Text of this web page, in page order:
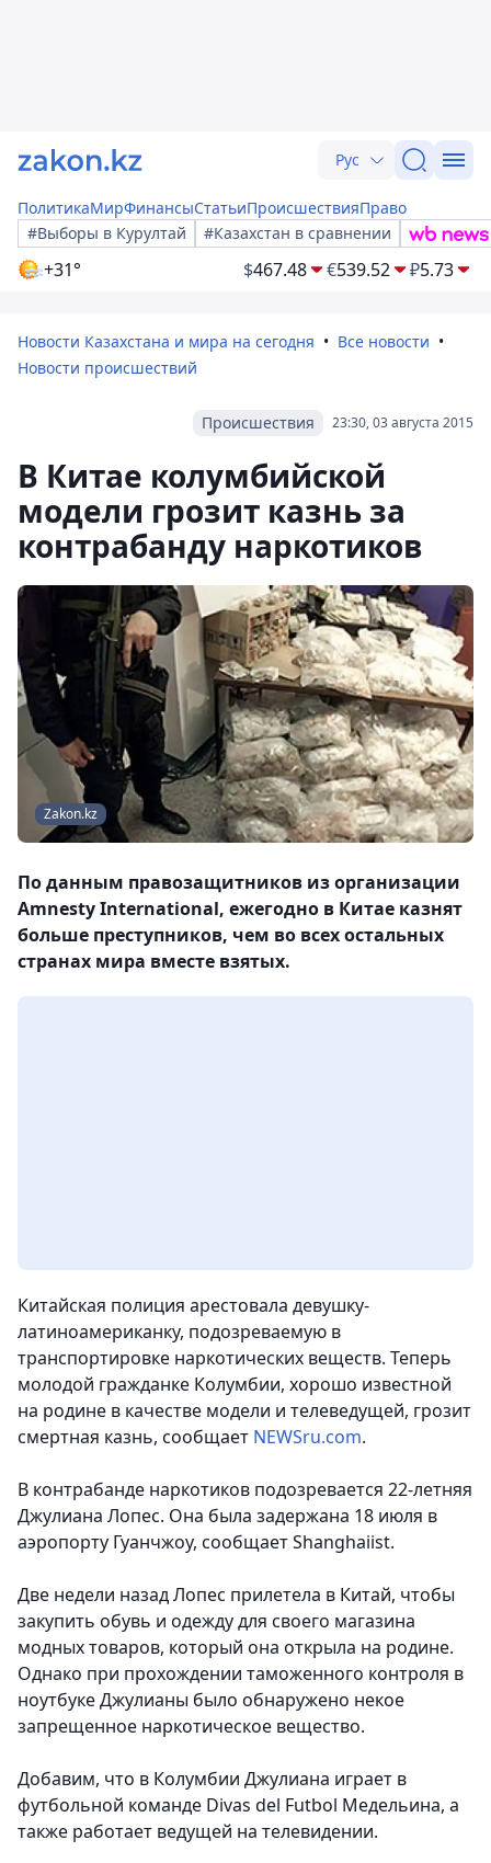
Рус
ПолитикаМирФинансыСтатьиПроисшествияПраво
#Выборы в Курултай
#Казахстан в сравнении
+31° $467.48 €539.52 ₽5.73
Новости Казахстана и мира на сегодня
Все новости
Новости происшествий
23:30, 03 августа 2015
Происшествия
В Китае колумбийской
модели грозит казнь за
контрабанду наркотиков
Zakon.kz
По данным правозащитников из организации
Amnesty International, ежегодно в Китае казнят
больше преступников, чем во всех остальных
странах мира вместе взятых.
Китайская полиция арестовала девушку-
латиноамериканку, подозреваемую в
транспортировке наркотических веществ. Теперь
молодой гражданке Колумбии, хорошо известной
на родине в качестве модели и телеведущей, грозит
смертная казнь, сообщает NEWSru.com.
В контрабанде наркотиков подозревается 22-летняя
Джулиана Лопес. Она была задержана 18 июля в
аэропорту Гуанчжоу, сообщает Shanghaiist.
Две недели назад Лопес прилетела в Китай, чтобы
закупить обувь и одежду для своего магазина
модных товаров, который она открыла на родине.
Однако при прохождении таможенного контроля в
ноутбуке Джулианы было обнаружено некое
запрещенное наркотическое вещество.
Добавим, что в Колумбии Джулиана играет в
футбольной команде Divas del Futbol Медельина, а
также работает ведущей на телевидении.